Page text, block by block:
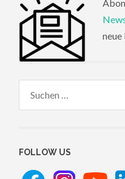
neue
FOLLOW US